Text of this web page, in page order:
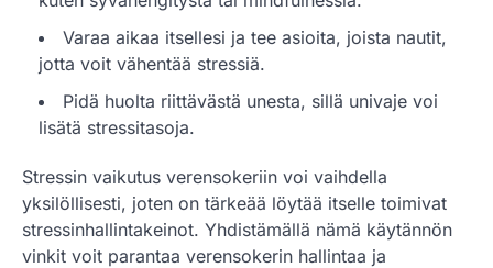
Varaa aikaa itsellesi ja tee asioita, joista nautit,
jotta voit vähentää stressiä.
Pidä huolta riittävästä unesta, sillä univaje voi
lisätä stressitasoja.
Stressin vaikutus verensokeriin voi vaihdella
yksilöllisesti, joten on tärkeää löytää itselle toimivat
stressinhallintakeinot. Yhdistämällä nämä käytännön
vinkit voit parantaa verensokerin hallintaa ja